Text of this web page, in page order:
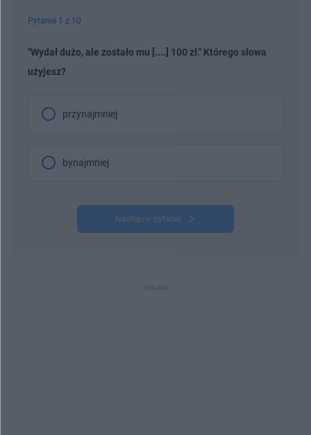
Pytanie 1 z 10
"Wydał dużo, ale zostało mu [....] 100 zł." Którego słowa
użyjesz?
przynajmniej
bynajmniej
Następne pytanie